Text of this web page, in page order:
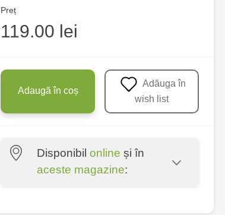
Preț
119.00 lei
Adaugă în coș
wish list
Disponibil online și în
aceste magazine: